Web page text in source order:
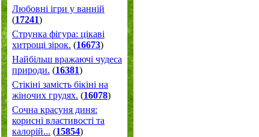
Любовні ігри у ванній
(17241)
Струнка фігура: цікаві
хитрощі зірок. (16673)
Найбільш вражаючі чудеса
природи. (16381)
Стікіні замість бікіні на
жіночих грудях. (16078)
Сочна красуня диня:
корисні властивості та
калорій... (15854)